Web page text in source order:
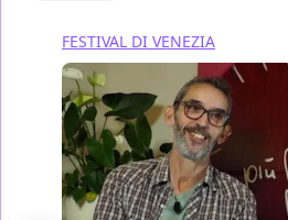
FESTIVAL DI VENEZIA